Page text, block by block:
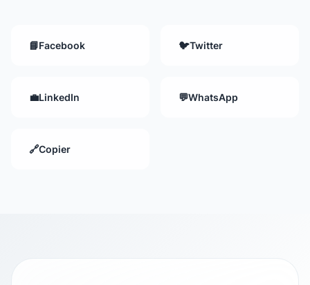
📘Facebook 🐦Twitter
💼LinkedIn 💬WhatsApp
🔗Copier